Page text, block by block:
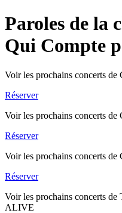
Paroles de la
Qui Compte
Voir les prochains concerts de
Réserver
Voir les prochains concerts de
Réserver
Voir les prochains concerts de
Réserver
Voir les prochains concerts
ALIVE